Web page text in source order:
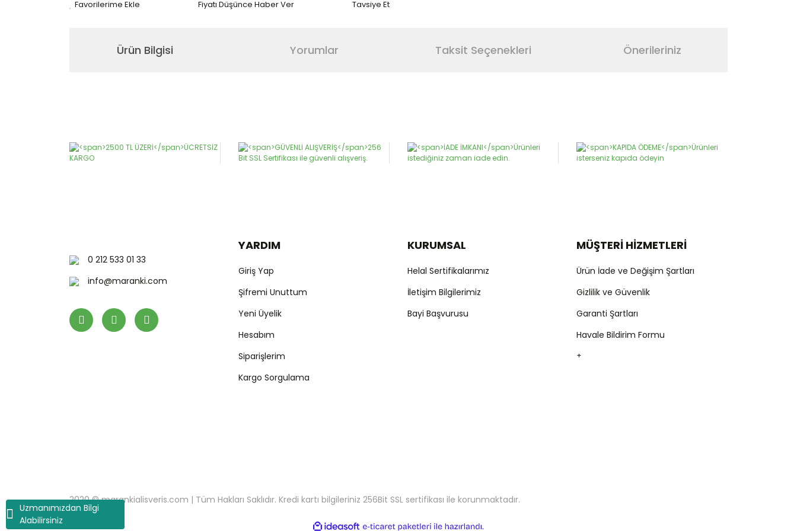
Uzmanımızdan Bilgi
Alabilirsiniz
Fiyatı Düşünce Haber Ver Tavsiye Et
Ürün Bilgisi Yorumlar Taksit Seçenekleri Önerileriniz
Ürün resmi kalitesiz, bozuk veya görüntülenemiyor.
0 212 533 01 33
info@maranki.com
YARDIM
Giriş Yap
Şifremi Unuttum
Yeni Üyelik
Hesabım
Siparişlerim
Kargo Sorgulama
KURUMSAL
Helal Sertifikalarımız
İletişim Bilgilerimiz
Bayi Başvurusu
MÜŞTERİ HİZMETLERİ
Ürün İade ve Değişim Şartları
Gizlilik ve Güvenlik
Garanti Şartları
Havale Bildirim Formu
+
2020 © marankialisveris.com | Tüm Hakları Saklıdır. Kredi kartı bilgileriniz 256Bit SSL sertifikası ile korunmaktadır.
ideasoft e-